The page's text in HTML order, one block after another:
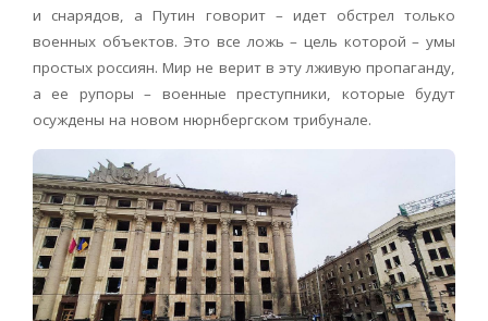
и снарядов, а Путин говорит – идет обстрел только
военных объектов. Это все ложь – цель которой – умы
простых россиян. Мир не верит в эту лживую пропаганду,
а ее рупоры – военные преступники, которые будут
осуждены на новом нюрнбергском трибунале.